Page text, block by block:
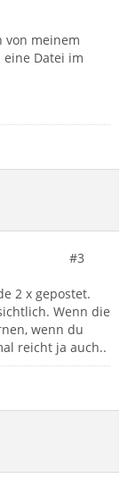
von meinem
Datei im
#3
2 x gepostet.
Wenn die
wenn du
reicht ja auch..